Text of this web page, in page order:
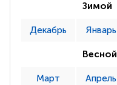
Зимой
Декабрь Январь
Весной
Март Апрель